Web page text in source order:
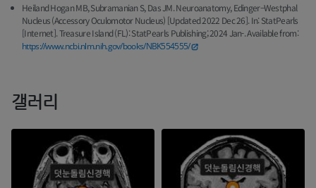
Heiland Hogan MB, Subramanian S, Das JM. Neuroanatomy, Edinger–Westphal
Nucleus (Accessory Oculomotor Nucleus) [Updated 2022 Dec 26]. In: StatPearls
[Internet]. Treasure Island (FL): StatPearls Publishing; 2024 Jan-. Available from:
https://www.ncbi.nlm.nih.gov/books/NBK554555/
갤러리